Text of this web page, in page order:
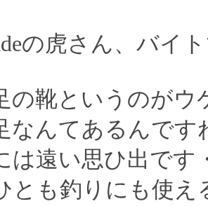
の虎さん、バイ
の靴というのがウ
なんてあるんです
は遠い思ひ出です
とも釣りにも使え